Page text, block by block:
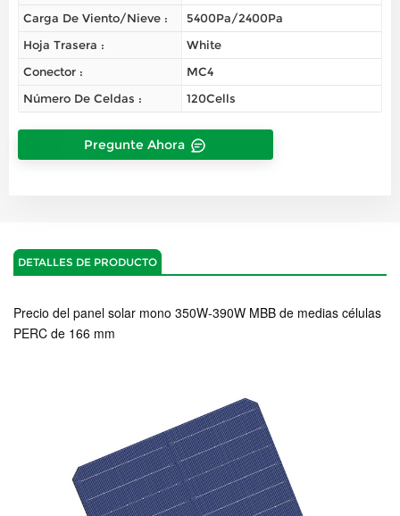
Carga De Viento/nieve :
5400Pa/2400Pa
Hoja Trasera :
White
Conector :
MC4
Número De Celdas :
120Cells
Pregunte Ahora
DETALLES DE PRODUCTO
Precio del panel solar mono 350W-390W MBB de medias células
PERC de 166 mm